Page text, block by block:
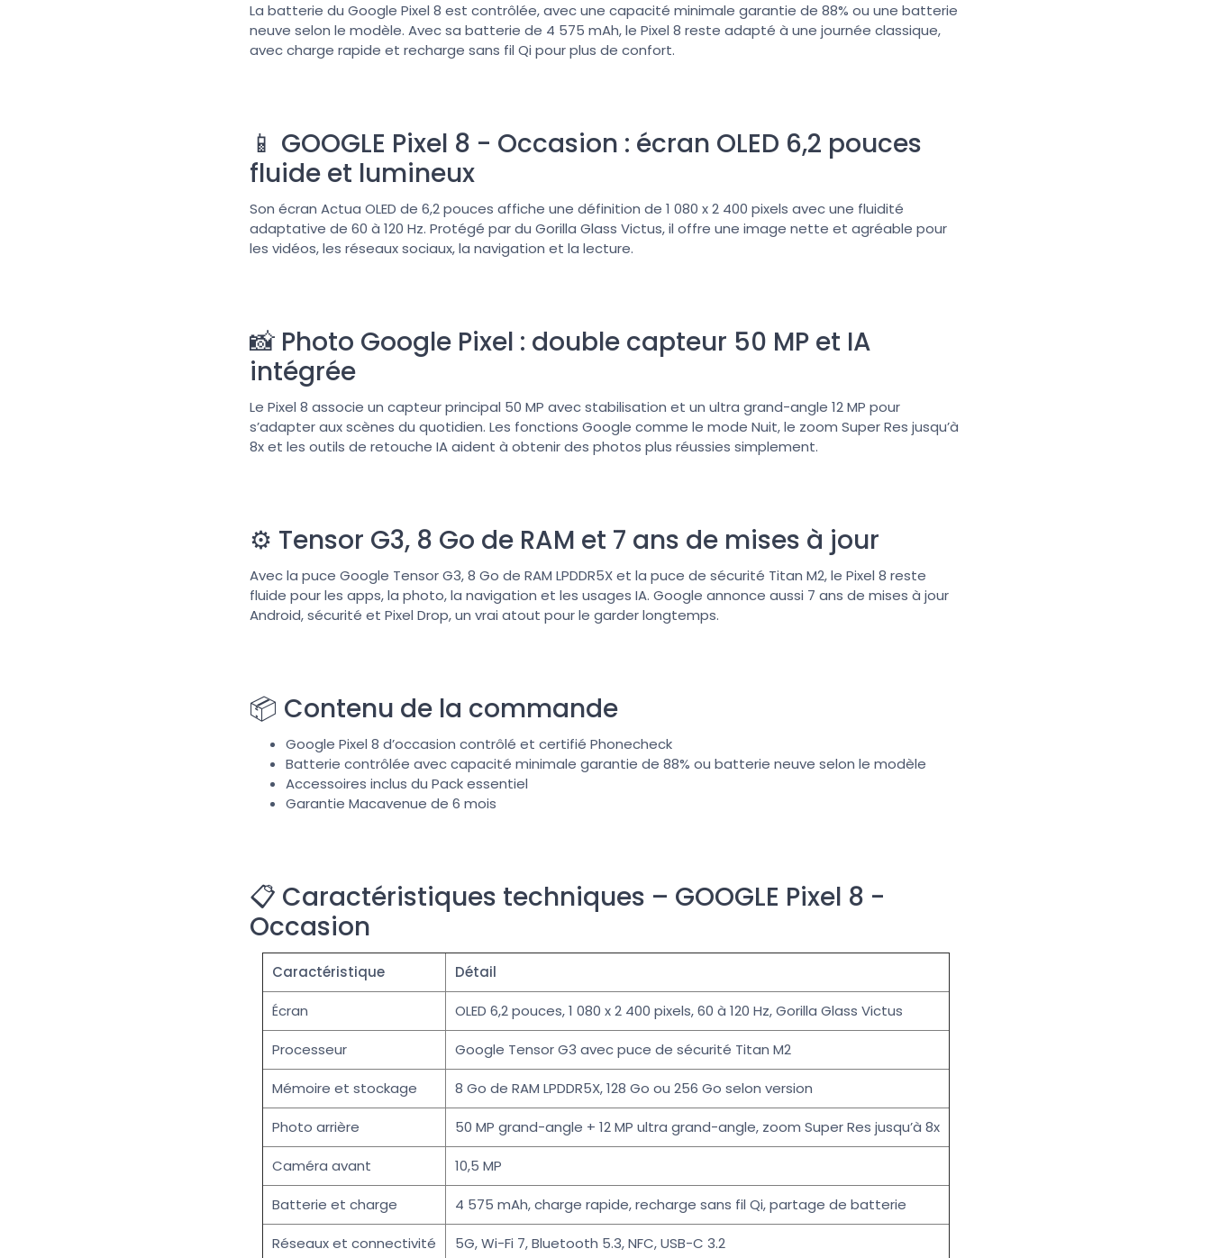
La batterie du Google Pixel 8 est contrôlée, avec une capacité minimale garantie de 88% ou une batterie
neuve selon le modèle. Avec sa batterie de 4 575 mAh, le Pixel 8 reste adapté à une journée classique,
avec charge rapide et recharge sans fil Qi pour plus de confort.
📱 GOOGLE Pixel 8 - Occasion : écran OLED 6,2 pouces
fluide et lumineux
Son écran Actua OLED de 6,2 pouces affiche une définition de 1 080 x 2 400 pixels avec une fluidité
adaptative de 60 à 120 Hz. Protégé par du Gorilla Glass Victus, il offre une image nette et agréable pour
les vidéos, les réseaux sociaux, la navigation et la lecture.
📸 Photo Google Pixel : double capteur 50 MP et IA
intégrée
Le Pixel 8 associe un capteur principal 50 MP avec stabilisation et un ultra grand-angle 12 MP pour
s’adapter aux scènes du quotidien. Les fonctions Google comme le mode Nuit, le zoom Super Res jusqu’à
8x et les outils de retouche IA aident à obtenir des photos plus réussies simplement.
⚙️ Tensor G3, 8 Go de RAM et 7 ans de mises à jour
Avec la puce Google Tensor G3, 8 Go de RAM LPDDR5X et la puce de sécurité Titan M2, le Pixel 8 reste
fluide pour les apps, la photo, la navigation et les usages IA. Google annonce aussi 7 ans de mises à jour
Android, sécurité et Pixel Drop, un vrai atout pour le garder longtemps.
📦 Contenu de la commande
Google Pixel 8 d’occasion contrôlé et certifié Phonecheck
Batterie contrôlée avec capacité minimale garantie de 88% ou batterie neuve selon le modèle
Accessoires inclus du Pack essentiel
Garantie Macavenue de 6 mois
📋 Caractéristiques techniques – GOOGLE Pixel 8 -
Occasion
Caractéristique Détail
Écran OLED 6,2 pouces, 1 080 x 2 400 pixels, 60 à 120 Hz, Gorilla Glass Victus
Processeur Google Tensor G3 avec puce de sécurité Titan M2
Mémoire et stockage 8 Go de RAM LPDDR5X, 128 Go ou 256 Go selon version
Photo arrière 50 MP grand-angle + 12 MP ultra grand-angle, zoom Super Res jusqu’à 8x
Caméra avant 10,5 MP
Batterie et charge 4 575 mAh, charge rapide, recharge sans fil Qi, partage de batterie
Réseaux et connectivité 5G, Wi-Fi 7, Bluetooth 5.3, NFC, USB-C 3.2